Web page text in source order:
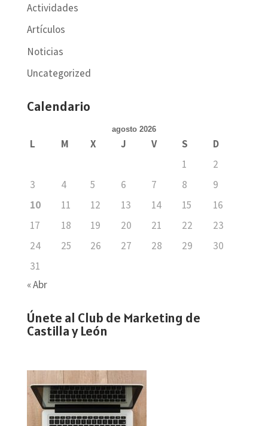
Actividades
Artículos
Noticias
Uncategorized
Calendario
agosto 2026
L M X J V S
D
1
2
3
4 5 6 7 8
9
10
11 12 13 14 15
16
17
18 19 20 21 22
23
24
25 26 27 28 29
30
31
« Abr
Únete al Club de Marketing de
Castilla y León